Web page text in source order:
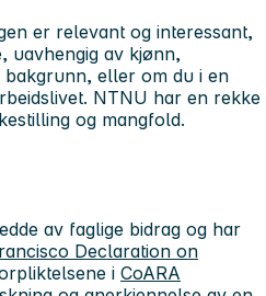
er relevant og interessant,
uavhengig av kjønn,
eller om du i en
NTNU har en rekke
og mangfold.
av faglige bidrag og har
Declaration on
i CoARA